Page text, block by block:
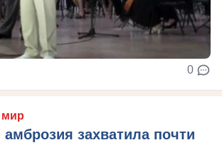
0
мир
захватила почти